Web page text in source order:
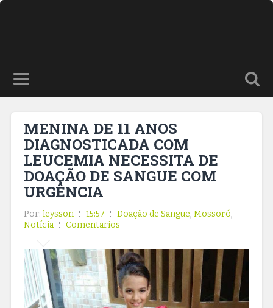
MENINA DE 11 ANOS
DIAGNOSTICADA COM
LEUCEMIA NECESSITA DE
DOAÇÃO DE SANGUE COM
URGÊNCIA
Por: leysson 15:57 Doação de Sangue, Mossoró,
Notícia
Comentarios